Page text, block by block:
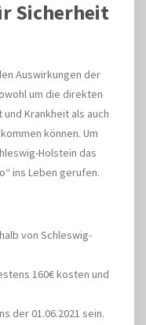
Sicherheit
Auswirkungen der
um die direkten
Krankheit als auch
können. Um
Holstein das
ins Leben gerufen.
von Schleswig-
160€ kosten und
der 01.06.2021 sein.